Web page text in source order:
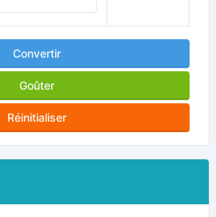
Convertir
Goûter
Réinitialiser